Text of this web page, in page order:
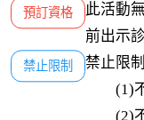
預訂資格 此活動
前出示
禁止限制
禁止限制
(1)不
(2)不